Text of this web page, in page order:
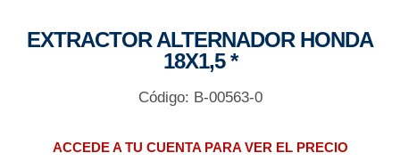
EXTRACTOR ALTERNADOR HONDA
18X1,5 *
Código: B-00563-0
ACCEDE A TU CUENTA PARA VER EL PRECIO